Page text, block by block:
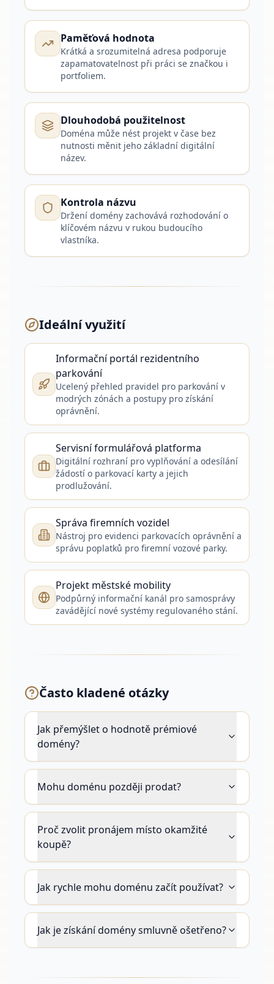
Paměťová hodnota
Krátká a srozumitelná adresa podporuje
zapamatovatelnost při práci se značkou i
portfoliem.
Dlouhodobá použitelnost
Doména může nést projekt v čase bez
nutnosti měnit jeho základní digitální
název.
Kontrola názvu
Držení domény zachovává rozhodování o
klíčovém názvu v rukou budoucího
vlastníka.
Ideální využití
Informační portál rezidentního
parkování
Ucelený přehled pravidel pro parkování v
modrých zónách a postupy pro získání
oprávnění.
Servisní formulářová platforma
Digitální rozhraní pro vyplňování a odesílání
žádostí o parkovací karty a jejich
prodlužování.
Správa firemních vozidel
Nástroj pro evidenci parkovacích oprávnění a
správu poplatků pro firemní vozové parky.
Projekt městské mobility
Podpůrný informační kanál pro samosprávy
zavádějící nové systémy regulovaného stání.
Často kladené otázky
Jak přemýšlet o hodnotě prémiové
domény?
Mohu doménu později prodat?
Proč zvolit pronájem místo okamžité
koupě?
Jak rychle mohu doménu začít používat?
Jak je získání domény smluvně ošetřeno?